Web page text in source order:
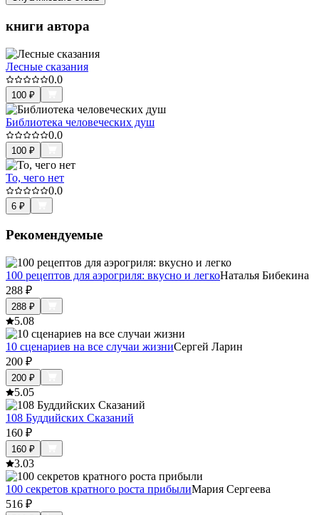
книги автора
Лесные сказания
0.0
100 ₽
Библиотека человеческих душ
0.0
100 ₽
То, чего нет
0.0
6 ₽
Рекомендуемые
100 рецептов для аэрогриля: вкусно и легкоНаталья Бибекина
288 ₽
288 ₽
5.08
10 сценариев на все случаи жизниСергей Ларин
200 ₽
200 ₽
5.05
108 Буддийских Сказаний
160 ₽
160 ₽
3.03
100 секретов кратного роста прибылиМария Сергеева
516 ₽